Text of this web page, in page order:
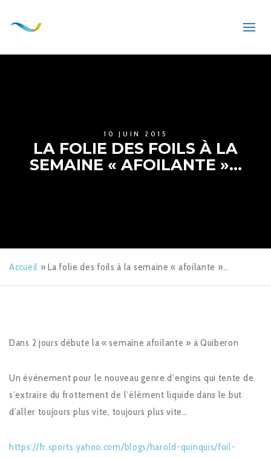
10 JUIN 2015
LA FOLIE DES FOILS À LA
SEMAINE « AFOILANTE »…
Accueil »La folie des foils à la semaine « afoilante »…
Dans 2 jours débute la « semaine afoilante » à Quiberon
Un événement pour le nouveau genre d’engins qui tente de
s’extraire du frottement de l’élément liquide dans le but
d’aller toujours plus vite, toujours plus vite…
https://fr.sports.yahoo.com/blogs/harold-quinquis/foil-